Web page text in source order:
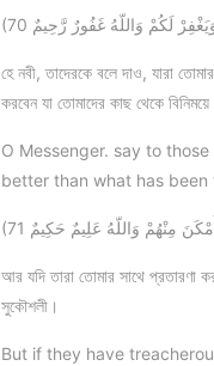
لَكُمْ وَاللّهُ غَفُورٌ رَّحِيمٌ
হে নবী, তাদেরকে বলে দাও, যারা
করবেন যা তোমাদের কাছ থেকে
O Messenger. say to
better than what has
مِنْهُمْ وَاللّهُ عَلِيمٌ حَكِيمٌ
আর যদি তারা তোমার সাথে প্রতারণা
সুকৌশলী।
But if they have